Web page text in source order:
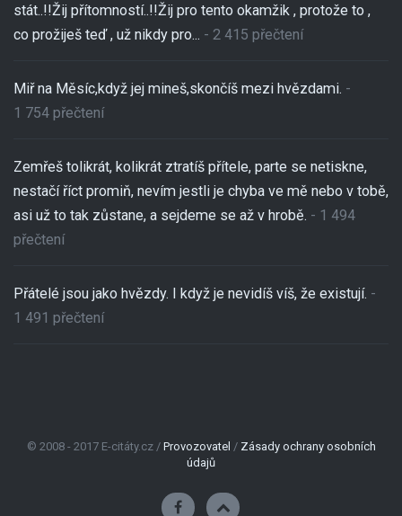
stát..!!Žij přítomností..!!Žij pro tento okamžik , protože to ,
co prožiješ teď , už nikdy pro... - 2 415 přečtení
Miř na Měsíc,když jej mineš,skončíš mezi hvězdami. -
1 754 přečtení
Zemřeš tolikrát, kolikrát ztratíš přítele, parte se netiskne,
nestačí říct promiň, nevím jestli je chyba ve mě nebo v tobě,
asi už to tak zůstane, a sejdeme se až v hrobě. - 1 494
přečtení
Přátelé jsou jako hvězdy. I když je nevidíš víš, že existují. -
1 491 přečtení
© 2008 - 2017 E-citáty.cz / Provozovatel / Zásady ochrany osobních
údajů